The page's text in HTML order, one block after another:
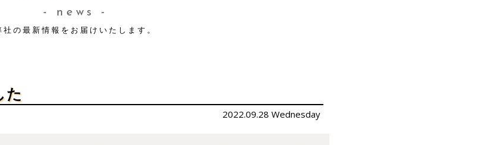
- news -
社の最新情報をお届けいたします。
た
2022.09.28 Wednesday